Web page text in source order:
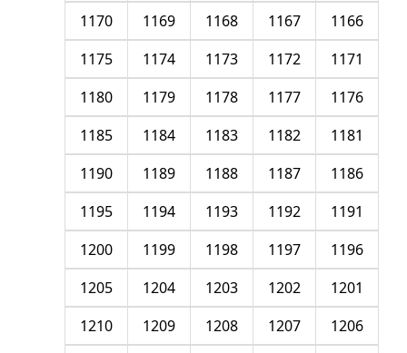
1166
1167
1168
1169
1170
1171
1172
1173
1174
1175
1176
1177
1178
1179
1180
1181
1182
1183
1184
1185
1186
1187
1188
1189
1190
1191
1192
1193
1194
1195
1196
1197
1198
1199
1200
1201
1202
1203
1204
1205
1206
1207
1208
1209
1210